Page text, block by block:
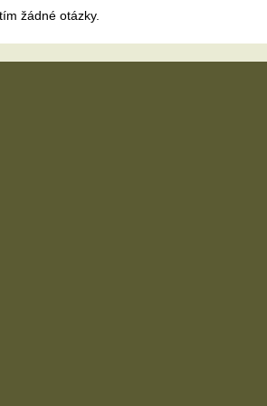
žádné otázky.